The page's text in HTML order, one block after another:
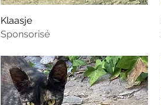
Klaasje
Sponsorisé